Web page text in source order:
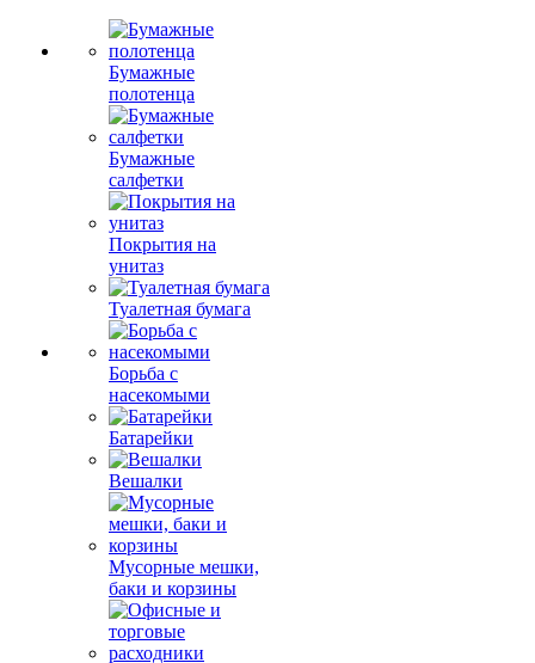
Бумажные
полотенца
Бумажные
салфетки
Покрытия на
унитаз
Туалетная бумага
Борьба с
насекомыми
Батарейки
Вешалки
Мусорные мешки,
баки и корзины